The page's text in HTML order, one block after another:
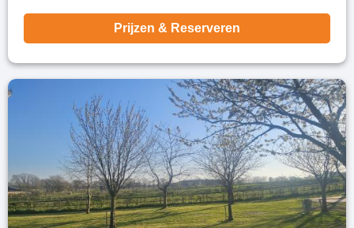
Prijzen & Reserveren